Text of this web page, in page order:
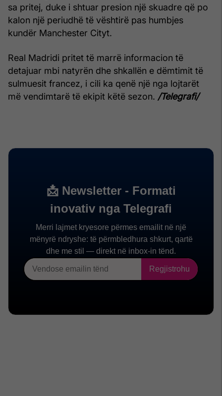
sa pritej, duke i shtuar presion një skuadre që po
kalon një periudhë të vështirë pas humbjes
kundër Manchester Cityt.
Real Madridi pritet të marrë informacion të
detajuar mbi natyrën dhe shkallën e dëmtimit të
sulmuesit francez, i cili ka qenë një nga lojtarët
më vendimtarë të ekipit këtë sezon. /Telegrafi/